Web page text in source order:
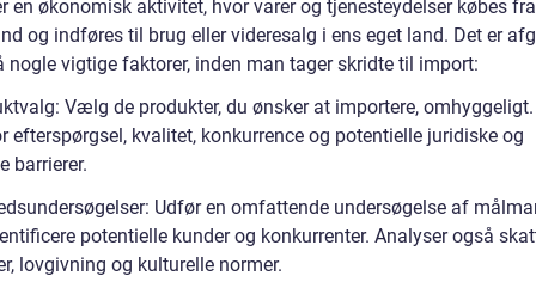
en økonomisk aktivitet, hvor varer og tjenesteydelser købes
og indføres til brug eller videresalg i ens eget land. Det er
nogle vigtige faktorer, inden man tager skridte til import:
Vælg de produkter, du ønsker at importere,
efterspørgsel, kvalitet, konkurrence og potentielle juridiske og
barrierer.
Udfør en omfattende undersøgelse af
potentielle kunder og konkurrenter. Analyser også
lovgivning og kulturelle normer.